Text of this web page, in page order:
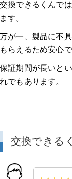
交換できるくんで
ます。
万が一、製品に不
もらえるため安心で
保証期間が長いと
れでもあります。
交換できる